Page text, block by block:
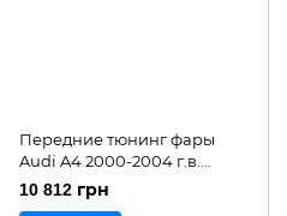
Передние тюнинг фары
Audi A4 2000-2004 г.в.
дневные ходовые огни,
линза, хром
10 812 грн